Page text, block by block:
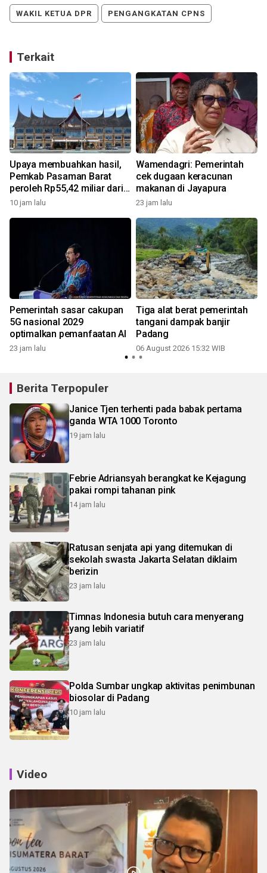
WAKIL KETUA DPR PENGANGKATAN CPNS
Terkait
Upaya membuahkan hasil,
Pemkab Pasaman Barat
peroleh Rp55,42 miliar dari
pemerintah pusat untuk
10 jam lalu
Wamendagri: Pemerintah
cek dugaan keracunan
makanan di Jayapura
23 jam lalu
Pemerintah sasar cakupan
5G nasional 2029
optimalkan pemanfaatan AI
23 jam lalu
Tiga alat berat pemerintah
tangani dampak banjir
Padang
06 August 2026 15:32 WIB
Berita Terpopuler
Janice Tjen terhenti pada babak pertama
ganda WTA 1000 Toronto
19 jam lalu
Febrie Adriansyah berangkat ke Kejagung
pakai rompi tahanan pink
14 jam lalu
Ratusan senjata api yang ditemukan di
sekolah swasta Jakarta Selatan diklaim
berizin
23 jam lalu
Timnas Indonesia butuh cara menyerang
yang lebih variatif
23 jam lalu
Polda Sumbar ungkap aktivitas penimbunan
biosolar di Padang
10 jam lalu
Video